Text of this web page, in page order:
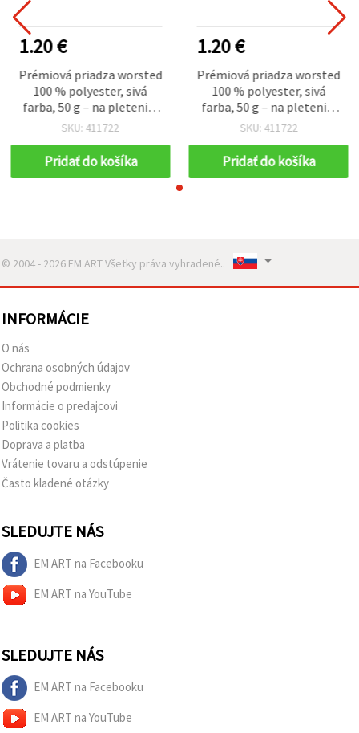
1.20 €
Prémiová priadza worsted
100 % polyester, sivá
farba, 50 g – na pletenie,
háčkovanie a kreatívne
SKU: 411722
Pridať do košíka
1.20 €
Prémiová priadza worsted
100 % polyester, sivá
farba, 50 g – na pletenie,
háčkovanie a kreatívne
SKU: 411722
Pridať do košíka
© 2004 - 2026 EM ART Všetky práva vyhradené..
INFORMÁCIE
O nás
Ochrana osobných údajov
Obchodné podmienky
Informácie o predajcovi
Politika cookies
Doprava a platba
Vrátenie tovaru a odstúpenie
Často kladené otázky
SLEDUJTE NÁS
EM ART na Facebooku
EM ART na YouTube
SLEDUJTE NÁS
EM ART na Facebooku
EM ART na YouTube